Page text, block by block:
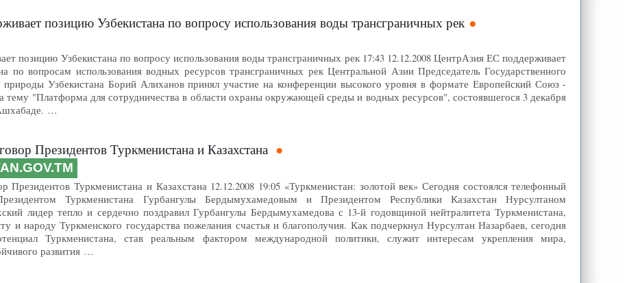
позицию Узбекистана по вопросу использования воды трансграничных рек
позицию Узбекистана по вопросу использования воды трансграничных рек 17:43 12.12.2008 ЦентрАзия ЕС поддерживает
по вопросам использования водных ресурсов трансграничных рек Центральной Азии Председатель Государственного
природы Узбекистана Борий Алиханов принял участие на конференции высокого уровня в формате Европейский Союз -
тему "Платформа для сотрудничества в области охраны окружающей среды и водных ресурсов", состоявшегося 3 декабря
…
Президентов Туркменистана и Казахстана
Президентов Туркменистана и Казахстана 12.12.2008 19:05 «Туркменистан: золотой век» Сегодня состоялся телефонный
Туркменистана Гурбангулы Бердымухамедовым и Президентом Республики Казахстан Нурсултаном
лидер тепло и сердечно поздравил Гурбангулы Бердымухамедова с 13-й годовщиной нейтралитета Туркменистана,
и народу Туркменского государства пожелания счастья и благополучия. Как подчеркнул Нурсултан Назарбаев, сегодня
Туркменистана, став реальным фактором международной политики, служит интересам укрепления мира,
развития …